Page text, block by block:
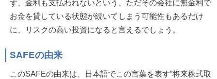
ず、金利も支払われないという、ただその会社に無金利で
お金を貸している状態が続いてしまう可能性もあるだけ
に、リスクの高い投資になると言えるでしょう。
SAFEの由来
このSAFEの由来は、日本語でこの言葉を表す”将来株式取